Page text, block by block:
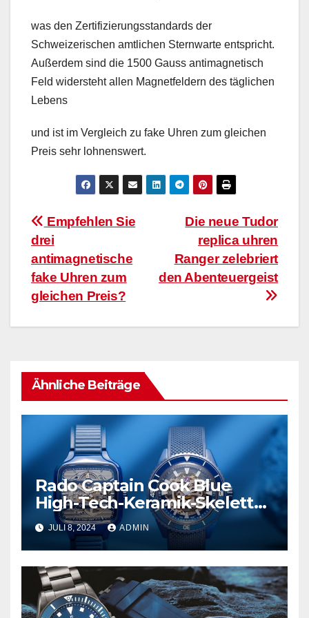
was den Zertifizierungsstandards der
Schweizerischen amtlichen Sternwarte entspricht.
Außerdem sind die 1500 Gauss antimagnetisch
Feld widersteht allen Magnetfeldern des täglichen
Lebens
und ist im Vergleich zu fake Uhren zum gleichen
Preis sehr lohnenswert.
BeitragsnavigationDie neue Tudor
replica uhren
Ranger zelebriert
den Abenteuergeist
Empfehlen Sie
drei
antimagnetische
fake Uhren zum
gleichen Preis?
Ähnliche Beiträge
Rado Captain Cook Blue
High-Tech-Keramik-Skelett
und mehr
JULI 8, 2024 ADMIN